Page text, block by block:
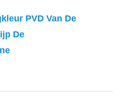
PVD Van De
De